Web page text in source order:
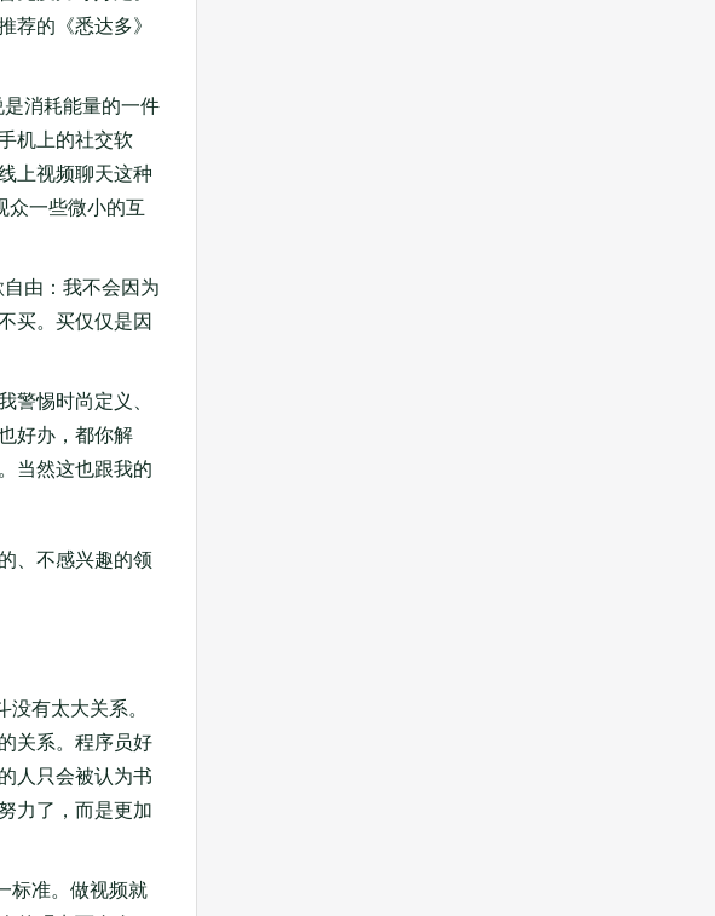
荐的《悉达多》
消耗能量的一件
机上的社交软
上视频聊天这种
一些微小的互
由：我不会因为
买。买仅仅是因
惕时尚定义、
好办，都你解
当然这也跟我的
、不感兴趣的领
有太大关系。
关系。程序员好
人只会被认为书
力了，而是更加
标准。做视频就